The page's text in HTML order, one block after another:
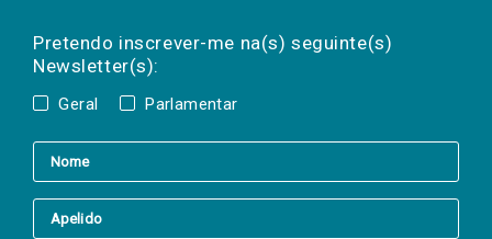
Pretendo inscrever-me na(s) seguinte(s)
Newsletter(s):
Geral Parlamentar
a(s) newsletter(s).
mail